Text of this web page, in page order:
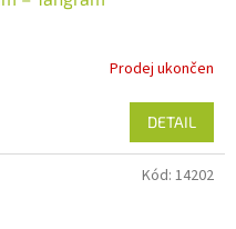
Prodej ukončen
DETAIL
Kód: 14202